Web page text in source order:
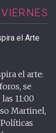
el Arte
el arte:
se
11:00
Martinel,